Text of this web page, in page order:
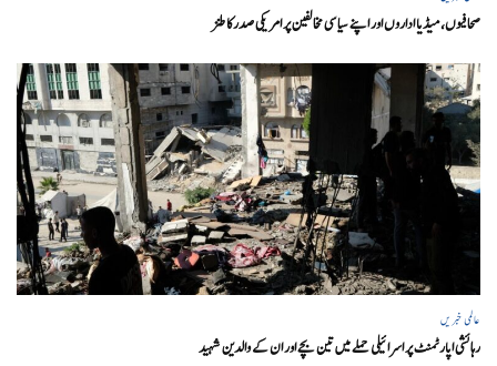
صحافیوں، میڈیا اداروں اور اپنے سیاسی مخالفین پر امریکی صدرکا طنز
عالمی خبریں
رہائشی اپارٹمنٹ پر اسرائیلی حملے میں تین بچے اور ان کے والدین شہید